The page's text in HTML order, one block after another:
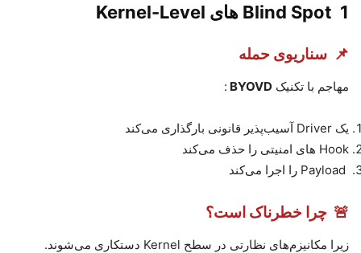
1️
Blind Spot های Kernel-Level
📌 سناریوی حمله
مهاجم با تکنیک BYOVD
:
یک Driverآسیب‌پذیر قانونی بارگذاری می‌کند
Hook های امنیتی را حذف می‌کند
Payload را اجرا می‌کند
🚨 چرا خطرناک است؟
زیرا مکانیزم‌های نظارتی در سطح Kernel دستکاری می‌شوند.